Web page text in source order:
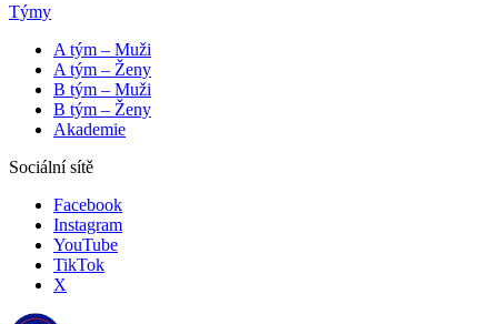
Týmy
A tým – Muži
A tým – Ženy
B tým – Muži
B tým – Ženy
Akademie
Sociální sítě
Facebook
Instagram
YouTube
TikTok
X